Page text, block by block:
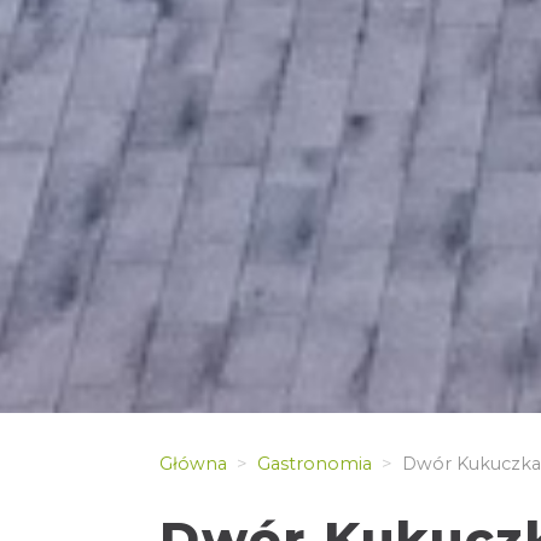
Główna Gastronomia Dwór Kukuczka